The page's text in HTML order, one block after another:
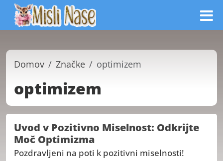
Domov Značke optimizem
optimizem
Uvod v Pozitivno Miselnost: Odkrijte
Moč Optimizma
Pozdravljeni na poti k pozitivni miselnosti!